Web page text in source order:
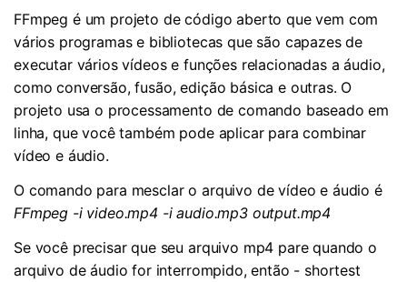
FFmpeg é um projeto de código aberto que vem com
vários programas e bibliotecas que são capazes de
executar vários vídeos e funções relacionadas a áudio,
como conversão, fusão, edição básica e outras. O
projeto usa o processamento de comando baseado em
linha, que você também pode aplicar para combinar
vídeo e áudio.
O comando para mesclar o arquivo de vídeo e áudio é
FFmpeg -i video.mp4 -i audio.mp3 output.mp4
Se você precisar que seu arquivo mp4 pare quando o
arquivo de áudio for interrompido, então - shortest